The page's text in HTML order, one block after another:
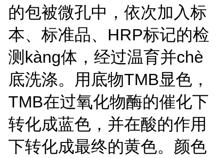
的包被微孔中，依次加入标
本、标准品、HRP标记的检
测kàng体，经过温育并chè
底洗涤。用底物TMB显色，
TMB在过氧化物酶的催化下
转化成蓝色，并在酸的作用
下转化成最终的黄色。颜色